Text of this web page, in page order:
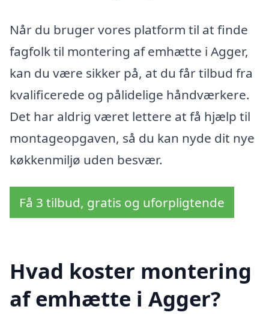
Når du bruger vores platform til at finde
fagfolk til montering af emhætte i Agger,
kan du være sikker på, at du får tilbud fra
kvalificerede og pålidelige håndværkere.
Det har aldrig været lettere at få hjælp til
montageopgaven, så du kan nyde dit nye
køkkenmiljø uden besvær.
Få 3 tilbud, gratis og uforpligtende
Hvad koster montering
af emhætte i Agger?